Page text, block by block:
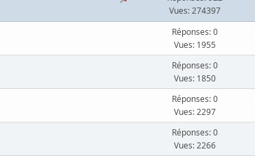
Vues: 274397
Réponses: 0
Vues: 1955
Réponses: 0
Vues: 1850
Réponses: 0
Vues: 2297
Réponses: 0
Vues: 2266